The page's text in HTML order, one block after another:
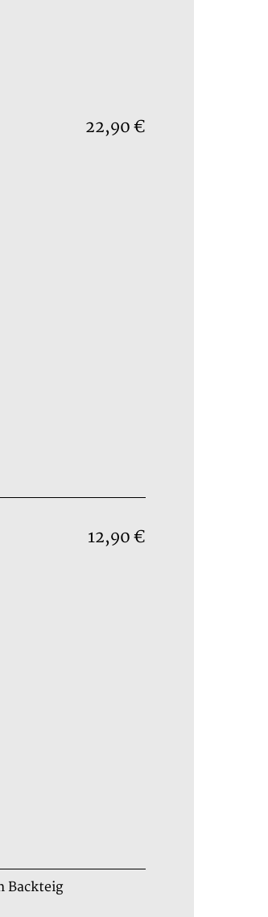
22,90 €
12,90 €
Backteig